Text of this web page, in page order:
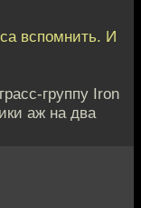
вспомнить. И
группу Iron
аж на два